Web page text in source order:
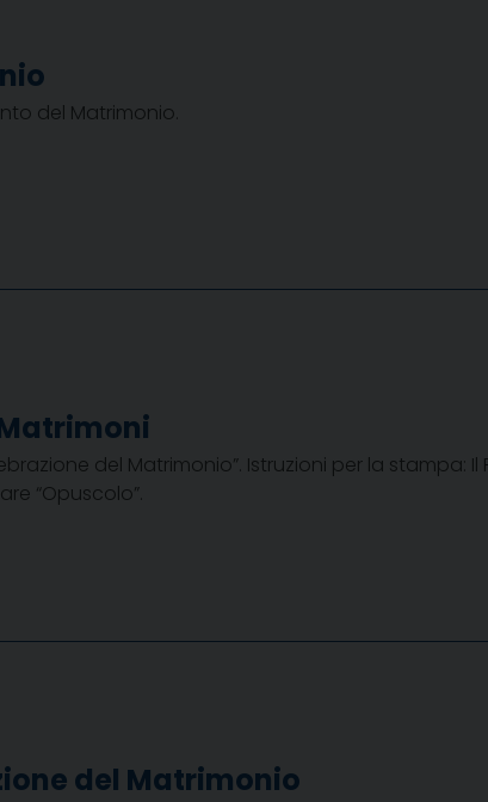
del Matrimonio.
del Matrimonio”. Istruzioni per la stampa:
“Opuscolo”.
del Matrimonio